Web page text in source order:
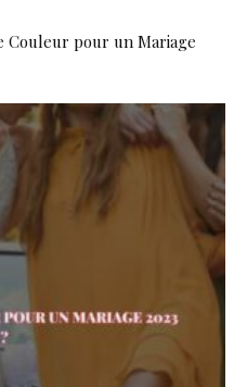
Couleur pour un Mariage